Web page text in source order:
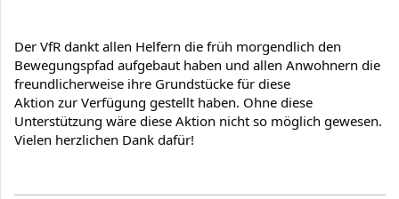
Der VfR dankt allen Helfern die früh morgendlich den
Bewegungspfad aufgebaut haben und allen Anwohnern die
freundlicherweise ihre Grundstücke für diese
Aktion zur Verfügung gestellt haben. Ohne diese
Unterstützung wäre diese Aktion nicht so möglich gewesen.
Vielen herzlichen Dank dafür!